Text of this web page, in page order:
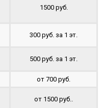
1500 руб.
300 руб. за 1 эт.
500 руб. за 1 эт.
от 700 руб.
от 1500 руб..